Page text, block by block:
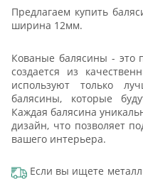
Предлагаем купить
ширина 12мм.
Кованые балясины - это
создается из
используют только
балясины, которые
Каждая балясина
дизайн, что позволяет
вашего интерьера.
Если вы ищете